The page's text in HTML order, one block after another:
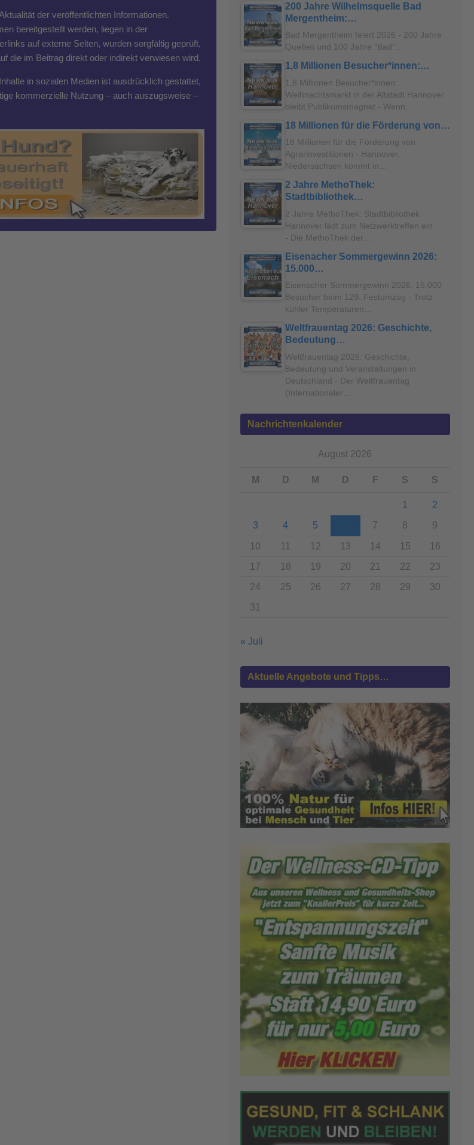
der veröffentlichten Informationen.
bereitgestellt werden, liegen in der
auf externe Seiten, wurden sorgfältig geprüft,
die im Beitrag direkt oder indirekt verwiesen wird.
in sozialen Medien ist ausdrücklich gestattet,
kommerzielle Nutzung – auch auszugsweise –
200 Jahre Wilhelmsquelle Bad
Mergentheim:…
Bad Mergentheim feiert 2026 - 200 Jahre
Quellen und 100 Jahre "Bad"…
1,8 Millionen Besucher*innen:…
1,8 Millionen Besucher*innen:
Weihnachtsmarkt in der Altstadt Hannover
bleibt Publikumsmagnet - Wenn…
18 Millionen für die Förderung von…
18 Millionen für die Förderung von
Agrarinvestitionen - Hannover.
Niedersachsen kommt in…
2 Jahre MethoThek:
Stadtbibliothek…
2 Jahre MethoThek: Stadtbibliothek
Hannover lädt zum Netzwerktreffen ein
- Die MethoThek der…
Eisenacher Sommergewinn 2026:
15.000…
Eisenacher Sommergewinn 2026: 15.000
Besucher beim 129. Festumzug - Trotz
kühler Temperaturen…
Weltfrauentag 2026: Geschichte,
Bedeutung…
Weltfrauentag 2026: Geschichte,
Bedeutung und Veranstaltungen in
Deutschland - Der Weltfrauentag
(Internationaler…
Nachrichtenkalender
August 2026
M D M D F S S
1
2
3
4 5 7 8 9
10 11 12 13 14 15
16
17
18 19 20 21 22
23
24
25 26 27 28 29
30
31
« Juli
Aktuelle Angebote und Tipps…